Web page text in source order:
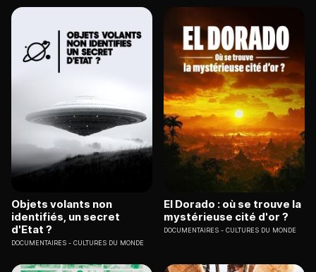
Objets volants non
identifiés, un secret
d'Etat ?
DOCUMENTAIRES CULTURES DU MONDE
El Dorado : où se trouve la
mystérieuse cité d'or ?
DOCUMENTAIRES CULTURES DU MONDE